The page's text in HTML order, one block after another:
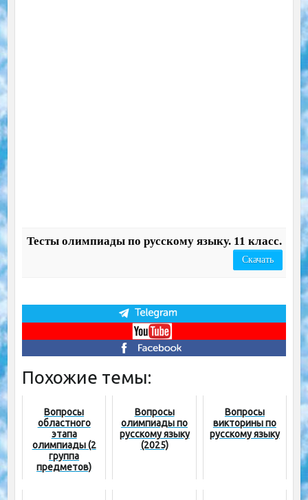
Тесты олимпиады по русскому языку. 11 класс.
Скачать
Похожие темы:
Вопросы
областного
этапа
олимпиады (2
группа
предметов)
Вопросы
олимпиады по
русскому языку
(2025)
Вопросы
викторины по
русскому языку